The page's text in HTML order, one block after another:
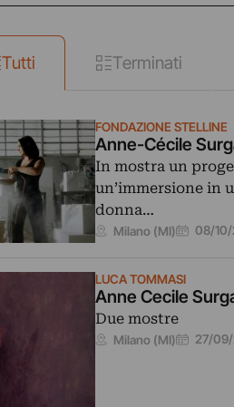
Tutti Terminati
FONDAZIONE STELLINE
Anne-Cécile
In mostra un
un’immersione in
donna…
Milano (MI) 08/
LUCA TOMMASI
Anne Cecile
Due mostre
Milano (MI) 27/